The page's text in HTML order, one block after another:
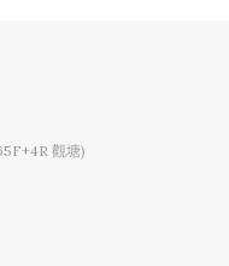
觀塘)